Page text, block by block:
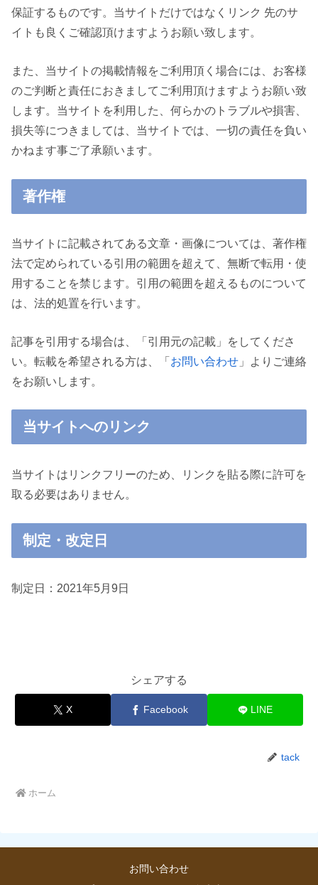
保証するものです。当サイトだけではなくリンク 先のサ
イトも良くご確認頂けますようお願い致します。
また、当サイトの掲載情報をご利用頂く場合には、お客様
のご判断と責任におきましてご利用頂けますようお願い致
します。当サイトを利用した、何らかのトラブルや損害、
損失等につきましては、当サイトでは、一切の責任を負い
かねます事ご了承願います。
著作権
当サイトに記載されてある文章・画像については、著作権
法で定められている引用の範囲を超えて、無断で転用・使
用することを禁じます。引用の範囲を超えるものについて
は、法的処置を行います。
記事を引用する場合は、「引用元の記載」をしてくださ
い。転載を希望される方は、「 お問い合わせ 」よりご連絡
をお願いします。
当サイトへのリンク
当サイトはリンクフリーのため、リンクを貼る際に許可を
取る必要はありません。
制定・改定日
制定日：2021年5月9日
シェアする
X Facebook LINE
tack
ホーム
お問い合わせ